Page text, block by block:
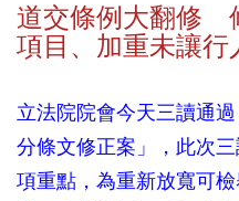
道交條例大翻修
項目、加重未讓行
立法院院會今天三讀通
分條文修正案」，此次
項重點，為重新放寬可